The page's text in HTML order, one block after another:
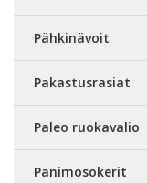
Pähkinävoit
Pakastusrasiat
Paleo ruokavalio
Panimosokerit